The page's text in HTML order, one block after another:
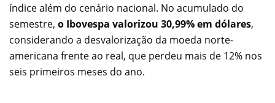
índice além do cenário nacional. No acumulado do
semestre, o Ibovespa valorizou 30,99% em dólares,
considerando a desvalorização da moeda norte-
americana frente ao real, que perdeu mais de 12% nos
seis primeiros meses do ano.